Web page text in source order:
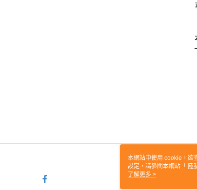
本網站中使用 cookie，欲
設定，請參閱本網站「 隱
使用 cookie。
了解更多 >